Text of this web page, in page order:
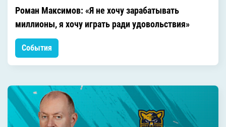
Роман Максимов: «Я не хочу зарабатывать
миллионы, я хочу играть ради удовольствия»
События